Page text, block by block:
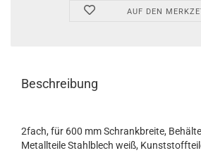
AUF DEN
Beschreibung
2fach, für 600 mm Schrankbreite,
Metallteile Stahlblech weiß,